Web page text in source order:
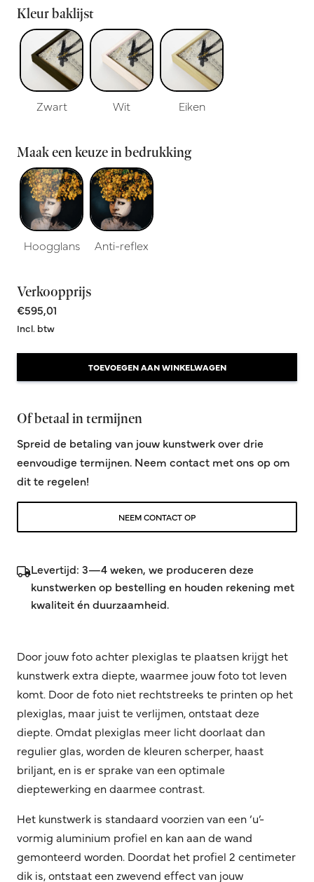
Kleur baklijst
Zwart Wit Eiken
Maak een keuze in bedrukking
Hoogglans Anti-reflex
Verkoopprijs
€595,01
Incl. btw
TOEVOEGEN AAN WINKELWAGEN
Of betaal in termijnen
Spreid de betaling van jouw kunstwerk over drie
eenvoudige termijnen. Neem contact met ons op om
dit te regelen!
NEEM CONTACT OP
Levertijd: 3—4 weken, we produceren deze
kunstwerken op bestelling en houden rekening met
kwaliteit én duurzaamheid.
Door jouw foto achter plexiglas te plaatsen krijgt het
kunstwerk extra diepte, waarmee jouw foto tot leven
komt. Door de foto niet rechtstreeks te printen op het
plexiglas, maar juist te verlijmen, ontstaat deze
diepte. Omdat plexiglas meer licht doorlaat dan
regulier glas, worden de kleuren scherper, haast
briljant, en is er sprake van een optimale
dieptewerking en daarmee contrast.
Het kunstwerk is standaard voorzien van een ‘u’-
vormig aluminium profiel en kan aan de wand
gemonteerd worden. Doordat het profiel 2 centimeter
dik is, ontstaat een zwevend effect van jouw